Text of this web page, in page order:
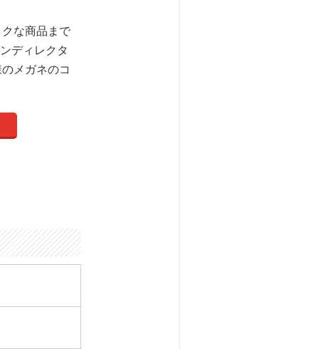
な商品まで
ディレクタ
メガネのコ